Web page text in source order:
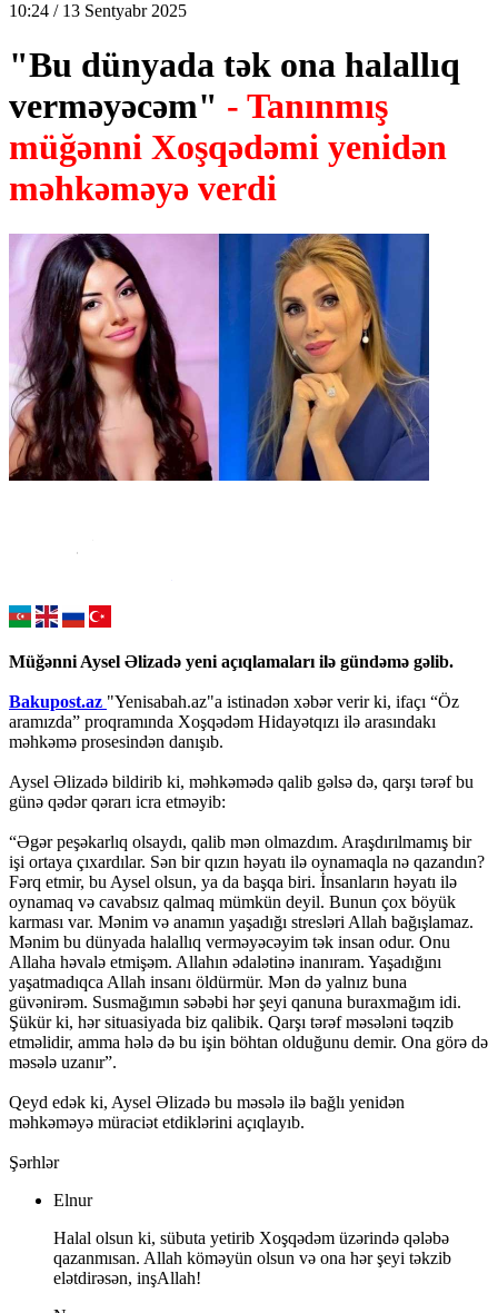
10:24 / 13 Sentyabr 2025
"Bu dünyada tək ona halallıq
verməyəcəm" - Tanınmış
müğənni Xoşqədəmi yenidən
məhkəməyə verdi
Müğənni Aysel Əlizadə yeni açıqlamaları ilə gündəmə gəlib.
Bakupost.az "Yenisabah.az"a istinadən xəbər verir ki, ifaçı “Öz
aramızda” proqramında Xoşqədəm Hidayətqızı ilə arasındakı
məhkəmə prosesindən danışıb.
Aysel Əlizadə bildirib ki, məhkəmədə qalib gəlsə də, qarşı tərəf bu
günə qədər qərarı icra etməyib:
“Əgər peşəkarlıq olsaydı, qalib mən olmazdım. Araşdırılmamış bir
işi ortaya çıxardılar. Sən bir qızın həyatı ilə oynamaqla nə qazandın?
Fərq etmir, bu Aysel olsun, ya da başqa biri. İnsanların həyatı ilə
oynamaq və cavabsız qalmaq mümkün deyil. Bunun çox böyük
karması var. Mənim və anamın yaşadığı stresləri Allah bağışlamaz.
Mənim bu dünyada halallıq verməyəcəyim tək insan odur. Onu
Allaha həvalə etmişəm. Allahın ədalətinə inanıram. Yaşadığını
yaşatmadıqca Allah insanı öldürmür. Mən də yalnız buna
güvənirəm. Susmağımın səbəbi hər şeyi qanuna buraxmağım idi.
Şükür ki, hər situasiyada biz qalibik. Qarşı tərəf məsələni təqzib
etməlidir, amma hələ də bu işin böhtan olduğunu demir. Ona görə də
məsələ uzanır”.
Qeyd edək ki, Aysel Əlizadə bu məsələ ilə bağlı yenidən
məhkəməyə müraciət etdiklərini açıqlayıb.
Şərhlər
Elnur
Halal olsun ki, sübuta yetirib Xoşqədəm üzərində qələbə
qazanmısan. Allah köməyün olsun və ona hər şeyi təkzib
elətdirəsən, inşAllah!